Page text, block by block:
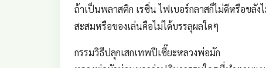
ถ้าเป็นพลาสติก เรซิ่น ไฟเบอร์กลาสก็ไม่ดีหรือขลัง
สะสมหรือของเล่นคือไม่ได้บรรลุผลใดๆ
กรรมวิธีปลุกเสกเทพปีเซี๊ยะหลวงพ่อมัก